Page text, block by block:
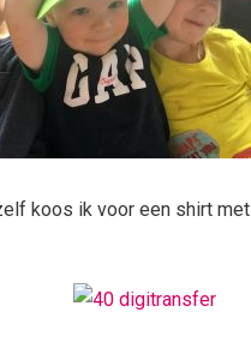
koos ik voor een shirt met